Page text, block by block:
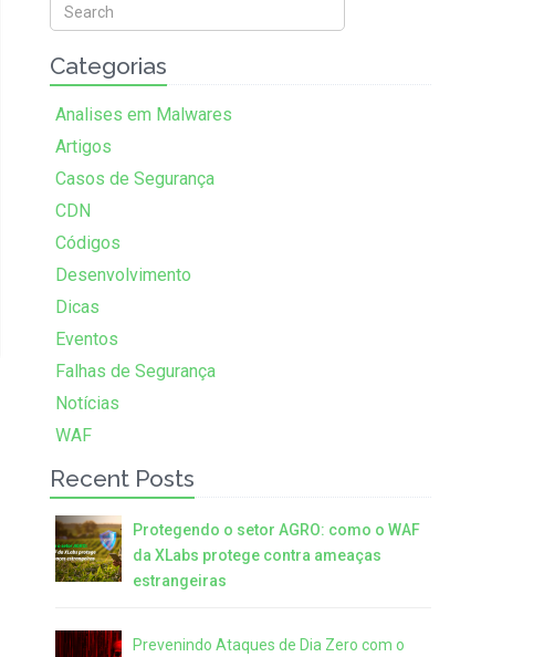
Categorias
Analises em Malwares
Artigos
Casos de Segurança
CDN
Códigos
Desenvolvimento
Dicas
Eventos
Falhas de Segurança
Notícias
WAF
Recent Posts
Protegendo o setor AGRO: como o WAF
da XLabs protege contra ameaças
estrangeiras
Prevenindo Ataques de Dia Zero com o